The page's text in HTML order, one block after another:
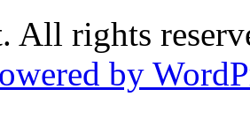
All rights
by